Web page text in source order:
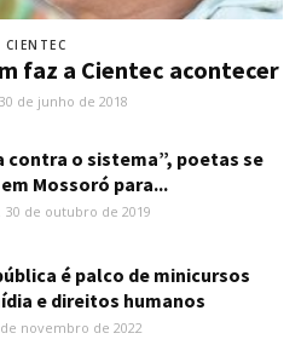
CIENTEC
faz a Cientec acontecer
30 de junho de 2018
contra o sistema”, poetas se
Mossoró para...
30 de outubro de 2019
é palco de minicursos
e direitos humanos
novembro de 2022